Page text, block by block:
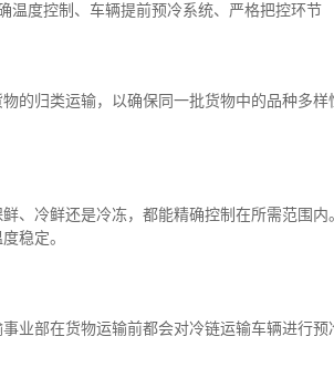
温度控制、 车辆提前预冷系统、 严格把控环节
的归类运输，以确保同一批货物中的品种多
、冷鲜还是冷冻，都能精确控制在所需范围
稳定。
业部在货物运输前都会对冷链运输车辆进行